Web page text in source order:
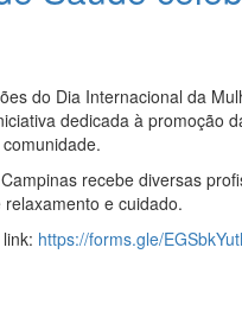
do Dia Internacional da
dedicada à promoção
recebe diversas
e cuidado.
https://forms.gle/